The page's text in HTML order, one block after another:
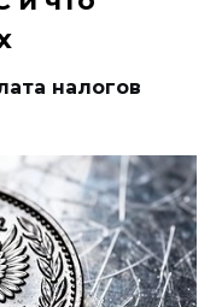
налогов